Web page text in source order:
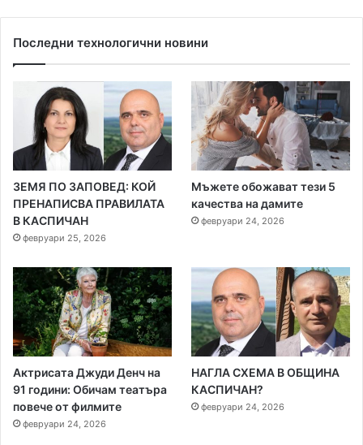
Последни технологични новини
ЗЕМЯ ПО ЗАПОВЕД: КОЙ
ПРЕНАПИСВА ПРАВИЛАТА
В КАСПИЧАН
февруари 25, 2026
Мъжете обожават тези 5
качества на дамите
февруари 24, 2026
Актрисата Джуди Денч на
91 години: Обичам театъра
повече от филмите
февруари 24, 2026
НАГЛА СХЕМА В ОБЩИНА
КАСПИЧАН?
февруари 24, 2026